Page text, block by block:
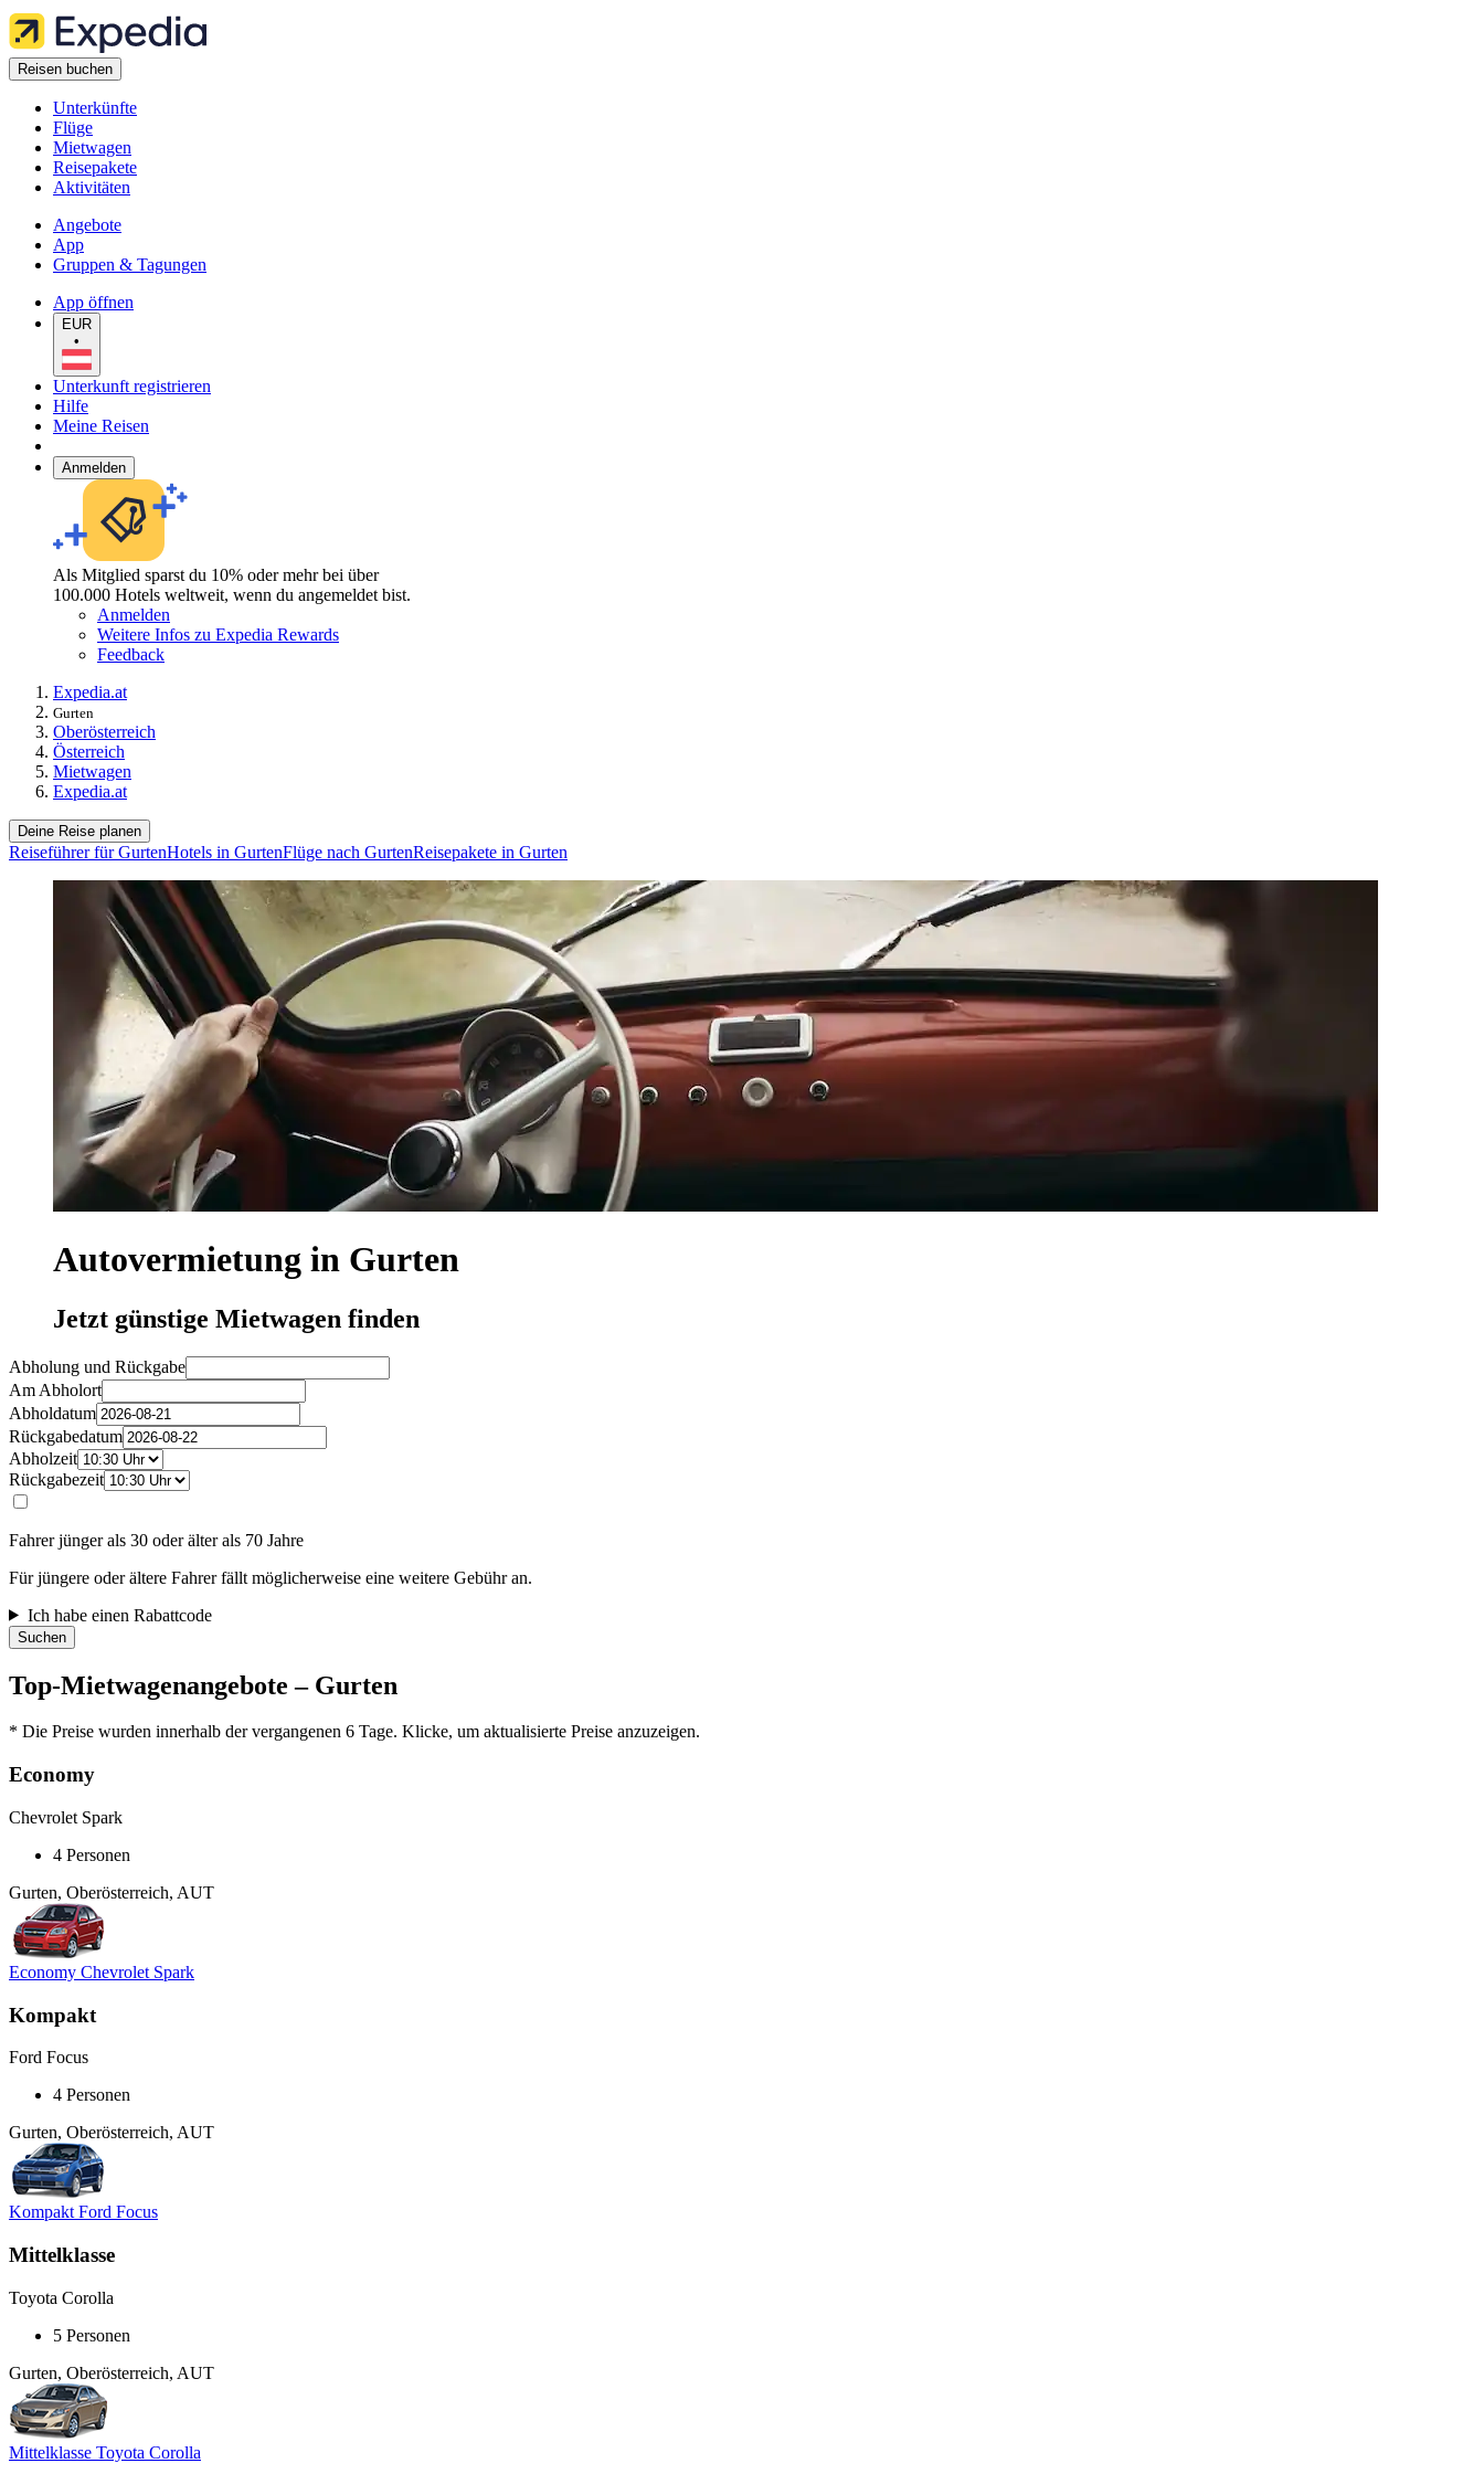
Reisen buchen
Unterkünfte
Flüge
Mietwagen
Reisepakete
Aktivitäten
Angebote
App
Gruppen & Tagungen
App öffnen
EUR
•
Unterkunft registrieren
Hilfe
Meine Reisen
Anmelden
Als Mitglied sparst du 10% oder mehr bei über
100.000 Hotels weltweit, wenn du angemeldet bist.
Anmelden
Weitere Infos zu Expedia Rewards
Feedback
Expedia.at
Gurten
Oberösterreich
Österreich
Mietwagen
Expedia.at
Deine Reise planen
Reiseführer für GurtenHotels in GurtenFlüge nach GurtenReisepakete in Gurten
Autovermietung in Gurten
Jetzt günstige Mietwagen finden
Abholung und Rückgabe
Am Abholort
Abholdatum
Rückgabedatum
Abholzeit
Rückgabezeit
Fahrer jünger als 30 oder älter als 70 Jahre
Für jüngere oder ältere Fahrer fällt möglicherweise eine weitere Gebühr an.
Ich habe einen Rabattcode
Suchen
Top-Mietwagenangebote – Gurten
* Die Preise wurden innerhalb der vergangenen 6 Tage. Klicke, um aktualisierte Preise anzuzeigen.
Economy
Chevrolet Spark
4 Personen
Gurten, Oberösterreich, AUT
Economy Chevrolet Spark
Kompakt
Ford Focus
4 Personen
Gurten, Oberösterreich, AUT
Kompakt Ford Focus
Mittelklasse
Toyota Corolla
5 Personen
Gurten, Oberösterreich, AUT
Mittelklasse Toyota Corolla